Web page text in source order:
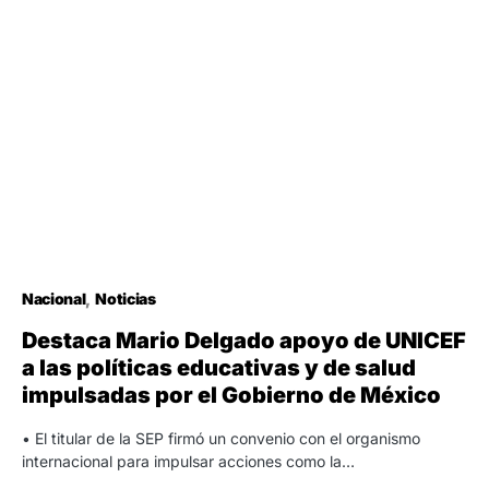
Nacional Noticias
Destaca Mario Delgado apoyo de UNICEF
a las políticas educativas y de salud
impulsadas por el Gobierno de México
• El titular de la SEP firmó un convenio con el organismo
internacional para impulsar acciones como la…